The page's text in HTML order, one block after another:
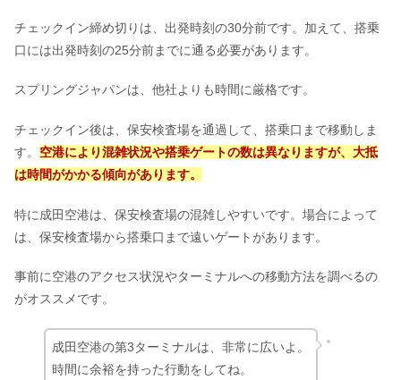
チェックイン締め切りは、出発時刻の30分前です。加えて、搭乗
口には出発時刻の25分前までに通る必要があります。
スプリングジャパンは、他社よりも時間に厳格です。
チェックイン後は、保安検査場を通過して、搭乗口まで移動しま
す。 空港により混雑状況や搭乗ゲートの数は異なりますが、大抵
は時間がかかる傾向があります。
特に成田空港は、保安検査場の混雑しやすいです。場合によって
は、保安検査場から搭乗口まで遠いゲートがあります。
事前に空港のアクセス状況やターミナルへの移動方法を調べるの
がオススメです。
成田空港の第3ターミナルは、非常に広いよ。
時間に余裕を持った行動をしてね。